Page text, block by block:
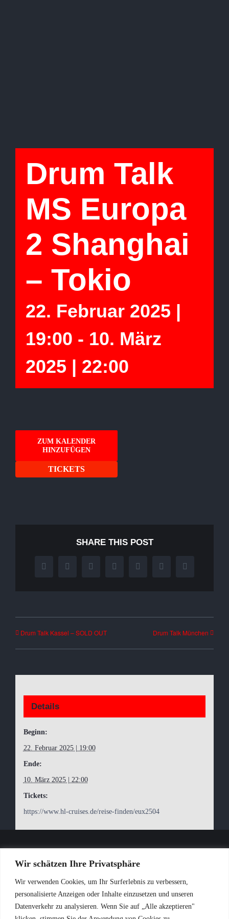
Wir schätzen Ihre Privatsphäre
Wir verwenden Cookies, um Ihr Surferlebnis zu verbessern,
personalisierte Anzeigen oder Inhalte einzusetzen und unseren
Datenverkehr zu analysieren. Wenn Sie auf „Alle akzeptieren"
Drum Talk
MS Europa
2 Shanghai
– Tokio
22. Februar 2025 |
19:00 - 10. März
2025 | 22:00
ZUM KALENDER
HINZUFÜGEN
TICKETS
SHARE THIS POST
Facebook
X Reddit LinkedInWhatsAppTumblrPinterest
Drum Talk Kassel – SOLD OUT Drum Talk München
Details
Beginn:
22. Februar 2025 | 19:00
Ende:
10. März 2025 | 22:00
Tickets:
https://www.hl-cruises.de/reise-finden/eux2504
Impressum Datenschutzerklärung